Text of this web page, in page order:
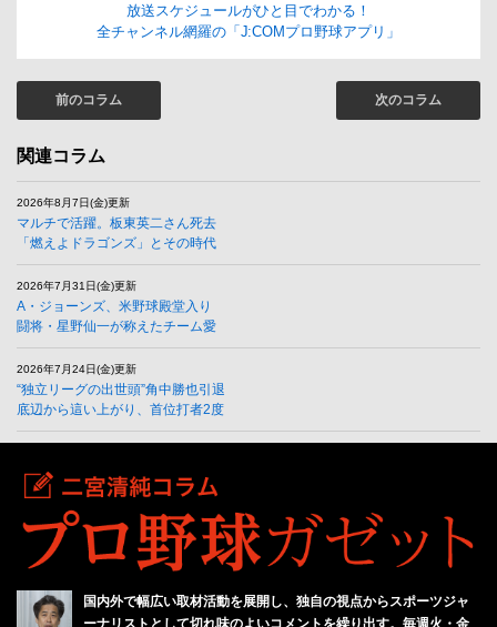
放送スケジュールがひと目でわかる！
全チャンネル網羅の「J:COMプロ野球アプリ」
前のコラム 次のコラム
関連コラム
2026年8月7日(金)更新
マルチで活躍。板東英二さん死去
「燃えよドラゴンズ」とその時代
2026年7月31日(金)更新
A・ジョーンズ、米野球殿堂入り
闘将・星野仙一が称えたチーム愛
2026年7月24日(金)更新
“独立リーグの出世頭”角中勝也引退
底辺から這い上がり、首位打者2度
国内外で幅広い取材活動を展開し、独自の視点からスポーツジャ
ーナリストとして切れ味のよいコメントを繰り出す。毎週火・金